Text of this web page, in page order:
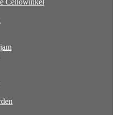
Cellowinkel